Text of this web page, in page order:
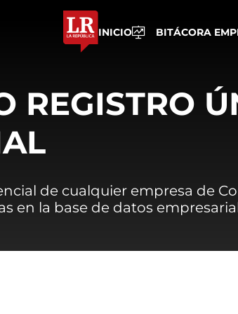
INICIO BITÁCORA
REGISTRO
de cualquier empresa de
en la base de datos